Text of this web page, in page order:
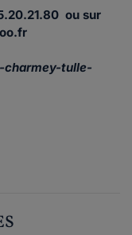
ou sur
tulle-